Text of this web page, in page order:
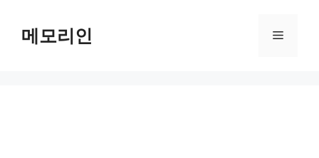
content메모리인 Menu